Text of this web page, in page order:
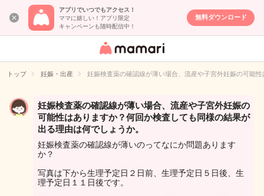
アプリでいつでもアクセス！
ママに嬉しい！アプリ限定
キャンペーンも随時配信中！
無料ダウンロード
女性専用匿名QA
イト
トップ 妊娠・出産 妊娠検査薬の確認線が薄い場合、流産や子宮外妊娠の可能
妊娠検査薬の確認線が薄い場合、流産や子宮外妊娠の
可能性はありますか？何回か検査しても同様の結果が
出る理由は何でしょうか。
妊娠検査薬の確認線が薄いのってなにか問題あります
か？
写真は下から生理予定日２日前、生理予定日５日後、生
理予定日１１日後です。